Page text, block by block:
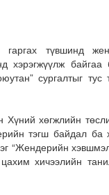
гаргах түвшинд
хэрэгжүүлж байгаа
сургалтыг
хөгжлийн
тэгш байдал ба
хэвшмэл
хичээлийн